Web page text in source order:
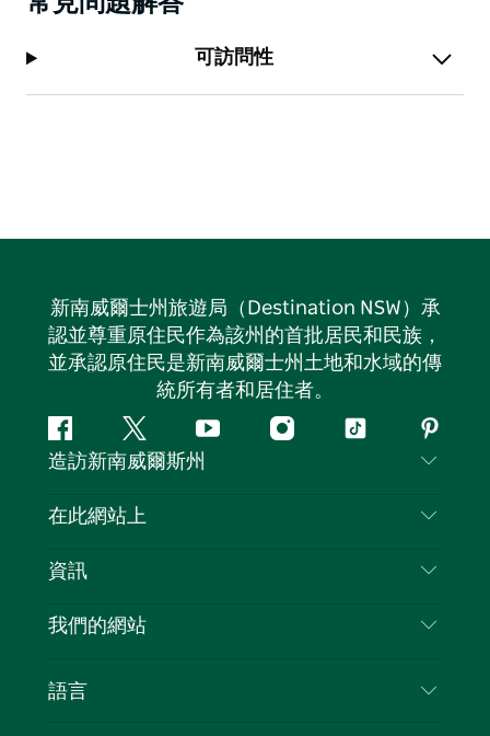
可訪問性
新南威爾士州旅遊局（Destination NSW）承
認並尊重原住民作為該州的首批居民和民族，
並承認原住民是新南威爾士州土地和水域的傳
統所有者和居住者。
Facebook嘰
嘰
喳
Youtube Instagram
抖
造訪新南威爾斯州
聯絡我們
隱私
Cookie 通知
在此網站上
目的地
新南威爾斯州公路旅行
活動
資訊
旅行資訊
新南威爾斯的商業
我們的網站
語言